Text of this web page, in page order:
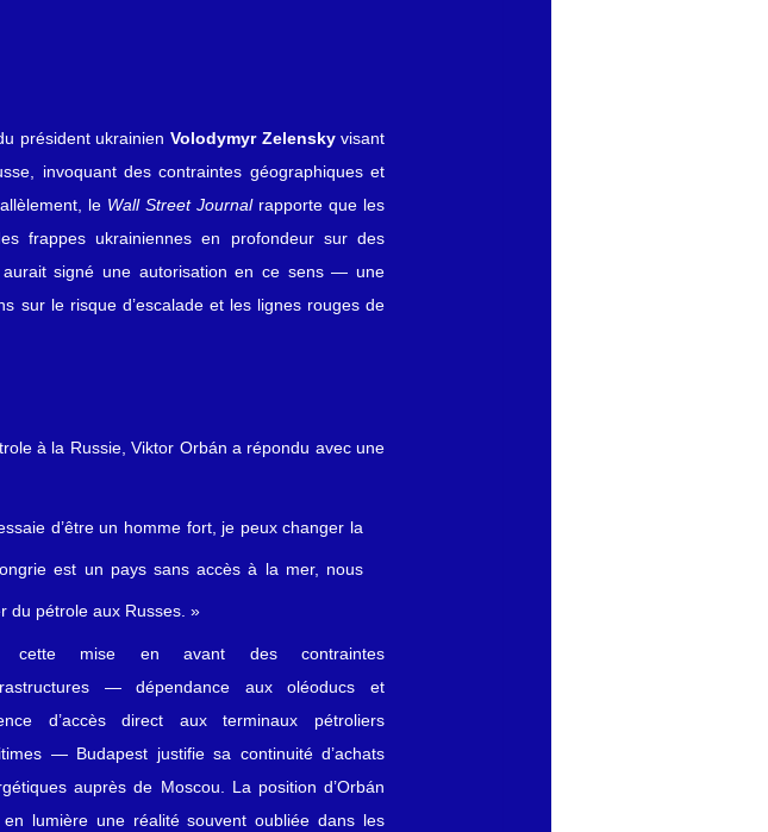
président ukrainien Volodymyr Zelensky visant
invoquant des contraintes géographiques et
le Wall Street Journal rapporte que les
frappes ukrainiennes en profondeur sur des
aurait signé une autorisation en ce sens — une
sur le risque d’escalade et les lignes rouges de
à la Russie, Viktor Orbán a répondu avec une
d’être un homme fort, je peux changer la
est un pays sans accès à la mer, nous
du pétrole aux Russes. »
cette mise en avant des contraintes
— dépendance aux oléoducs et
d’accès direct aux terminaux pétroliers
— Budapest justifie sa continuité d’achats
auprès de Moscou. La position d’Orbán
en lumière une réalité souvent oubliée dans les